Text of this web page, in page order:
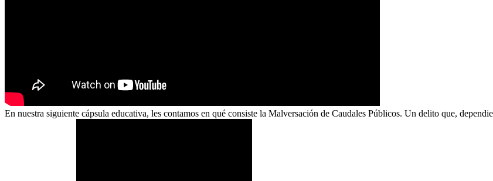
En nuestra siguiente cápsula educativa, les contamos en qué consiste la Malversación de Caudales Públicos. Un delito que,